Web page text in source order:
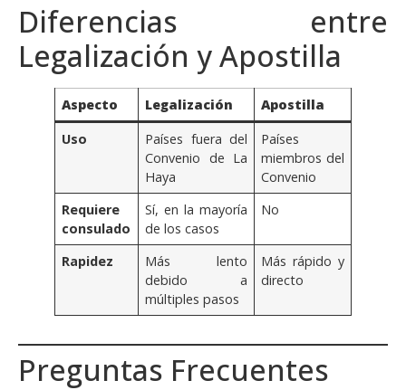
Diferencias entre
Legalización y Apostilla
Aspecto Legalización
Apostilla
Uso
Países fuera del
Convenio de La
Haya
Países
miembros del
Convenio
Requiere
consulado
Sí, en la mayoría
de los casos
No
Rapidez
Más lento
debido a
múltiples pasos
Más rápido y
directo
Preguntas Frecuentes